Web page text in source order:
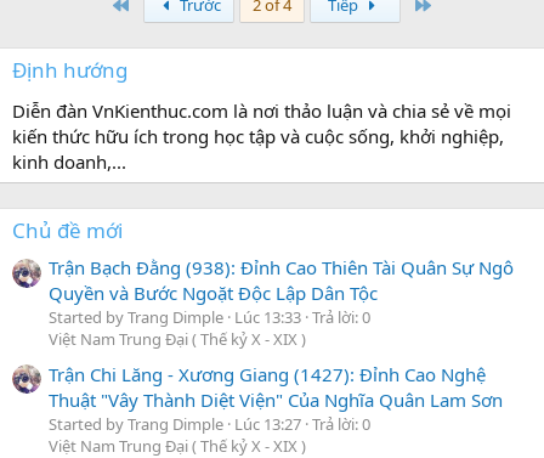
Trước 2 of 4 Tiếp
Định hướng
Diễn đàn VnKienthuc.com là nơi thảo luận và chia sẻ về mọi
kiến thức hữu ích trong học tập và cuộc sống, khởi nghiệp,
kinh doanh,...
Chủ đề mới
Trận Bạch Đằng (938): Đỉnh Cao Thiên Tài Quân Sự Ngô
Quyền và Bước Ngoặt Độc Lập Dân Tộc
Started by Trang Dimple Lúc 13:33 Trả lời: 0
Việt Nam Trung Đại ( Thế kỷ X - XIX )
Trận Chi Lăng - Xương Giang (1427): Đỉnh Cao Nghệ
Thuật "Vây Thành Diệt Viện" Của Nghĩa Quân Lam Sơn
Started by Trang Dimple Lúc 13:27 Trả lời: 0
Việt Nam Trung Đại ( Thế kỷ X - XIX )